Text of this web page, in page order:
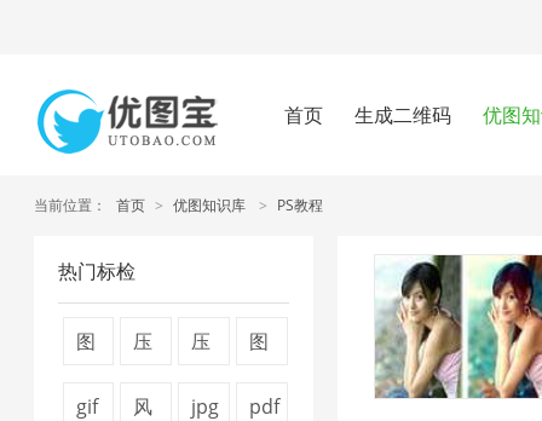
首页 生成二维码 优图
当前位置： 首页 > 优图知识库 > PS教程
热门标检
图
压
压
图
gif
风
jpg
pdf